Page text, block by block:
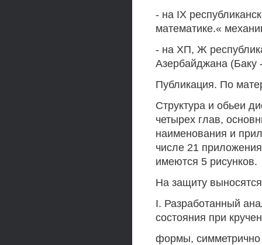
- на IX
математике.«
- на ХП, Ж
Азербайджана (Баку
Публикация. По
Структура и обьеи
четырех глав,
наименования и
числе 21
имеются 5 рисунков.
На защиту
I. Разработанный
состояния при
формы, симметрично